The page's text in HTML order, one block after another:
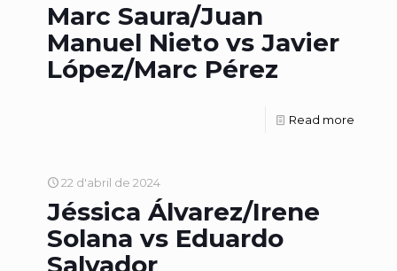
Marc Saura/Juan
Manuel Nieto vs Javier
López/Marc Pérez
Read more
22 d'abril de 2024
Jéssica Álvarez/Irene
Solana vs Eduardo
Salvador